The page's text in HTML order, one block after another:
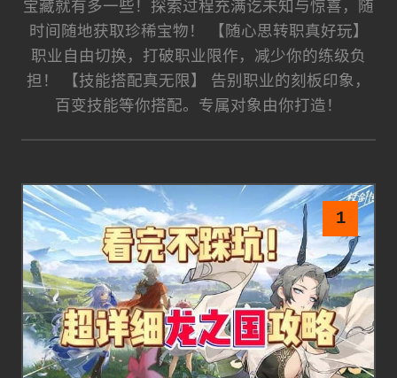
宝藏就有多一些！探索过程充满讫未知与惊喜，随
时间随地获取珍稀宝物！ 【随心思转职真好玩】
职业自由切换，打破职业限作，减少你的练级负
担！ 【技能搭配真无限】 告别职业的刻板印象，
百变技能等你搭配。专属对象由你打造！
1